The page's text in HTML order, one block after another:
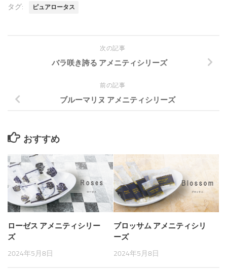
タグ: ピュアロータス
次の記事
バラ咲き誇る アメニティシリーズ
前の記事
ブルーマリヌ アメニティシリーズ
おすすめ
ローゼス アメニティシリー
ズ
2024年5月8日
ブロッサム アメニティシリ
ーズ
2024年5月8日